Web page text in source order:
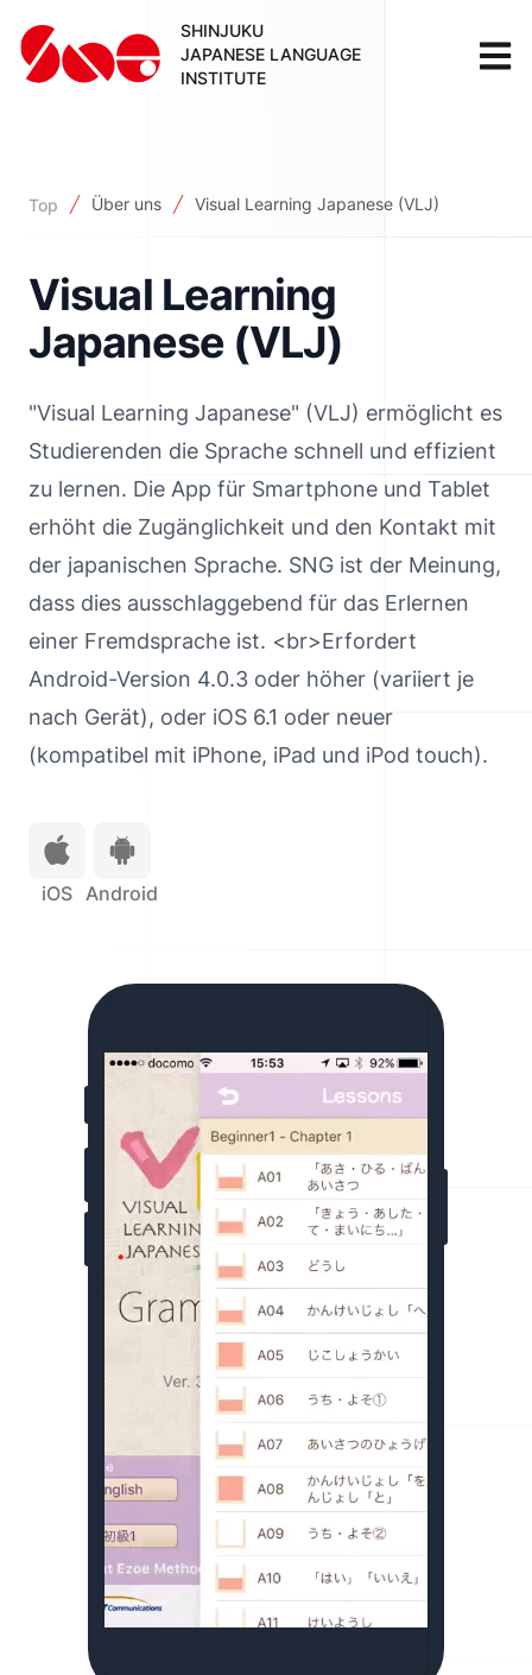
SHINJUKU
JAPANESE LANGUAGE
INSTITUTE
Top Über uns Visual Learning Japanese (VLJ)
Visual Learning
Japanese (VLJ)
"Visual Learning Japanese" (VLJ) ermöglicht es
Studierenden die Sprache schnell und effizient
zu lernen. Die App für Smartphone und Tablet
erhöht die Zugänglichkeit und den Kontakt mit
der japanischen Sprache. SNG ist der Meinung,
dass dies ausschlaggebend für das Erlernen
einer Fremdsprache ist. <br>Erfordert
Android-Version 4.0.3 oder höher (variiert je
nach Gerät), oder iOS 6.1 oder neuer
(kompatibel mit iPhone, iPad und iPod touch).
iOS
iOS Android